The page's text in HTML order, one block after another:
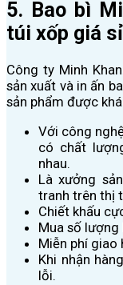
5. Bao bì
túi xốp giá
Công ty Minh
sản xuất và in ấn
sản phẩm được
Với công
có chất
nhau.
Là xưởng
tranh trên thị
Chiết khấu
Mua số
Miễn phí giao
Khi nhận
lỗi.